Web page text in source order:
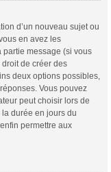
d’un nouveau sujet ou
en avez les
partie message (si vous
de créer des
deux options possibles,
Vous pouvez
peut choisir lors de
durée en jours du
permettre aux